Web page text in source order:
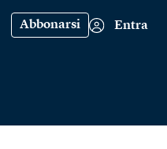
Abbonarsi Entra